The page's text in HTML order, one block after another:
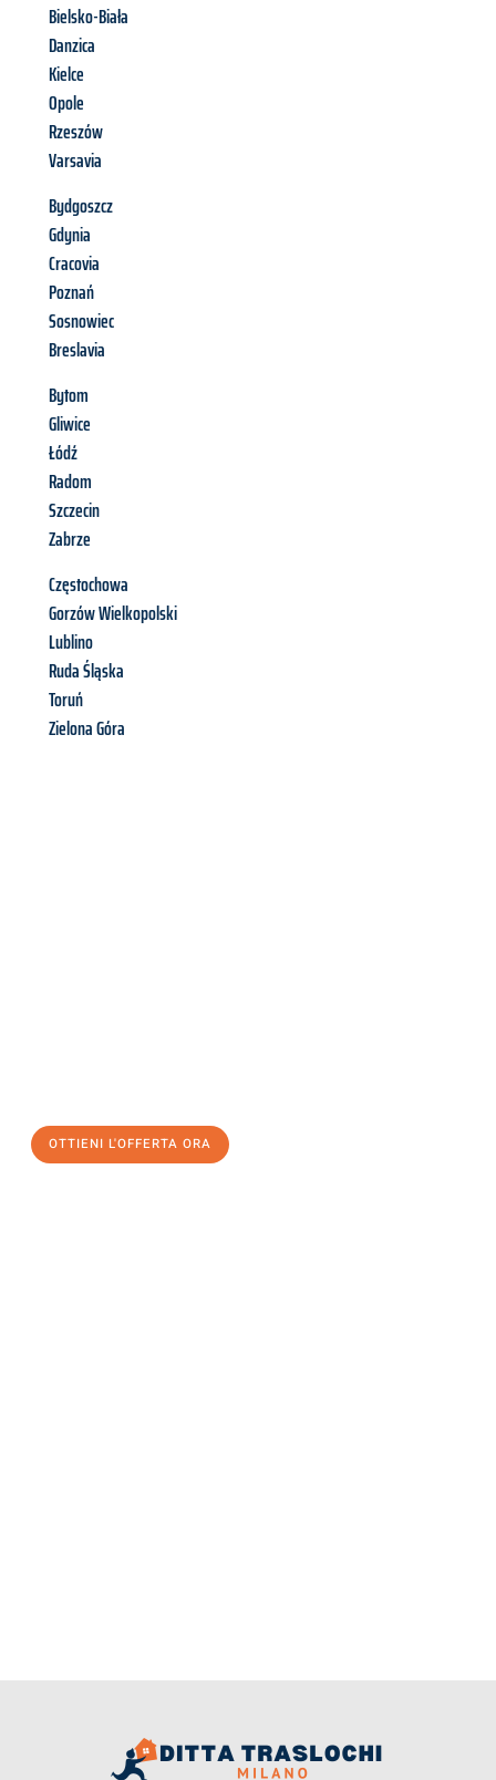
Bielsko-Biała
Danzica
Kielce
Opole
Rzeszów
Varsavia
Bydgoszcz
Gdynia
Cracovia
Poznań
Sosnowiec
Breslavia
Bytom
Gliwice
Łódź
Radom
Szczecin
Zabrze
Częstochowa
Gorzów Wielkopolski
Lublino
Ruda Śląska
Toruń
Zielona Góra
OTTIENI L'OFFERTA ORA